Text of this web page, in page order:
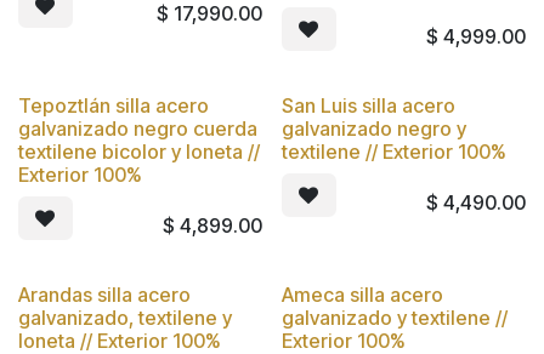
$ 17,990.00
$ 4,999.00
Nuevo
Tepoztlán silla acero
galvanizado negro cuerda
textilene bicolor y loneta //
Exterior 100%
$ 4,899.00
Nuevo
San Luis silla acero
galvanizado negro y
textilene // Exterior 100%
$ 4,490.00
Nuevo
Arandas silla acero
galvanizado, textilene y
loneta // Exterior 100%
Nuevo
Ameca silla acero
galvanizado y textilene //
Exterior 100%